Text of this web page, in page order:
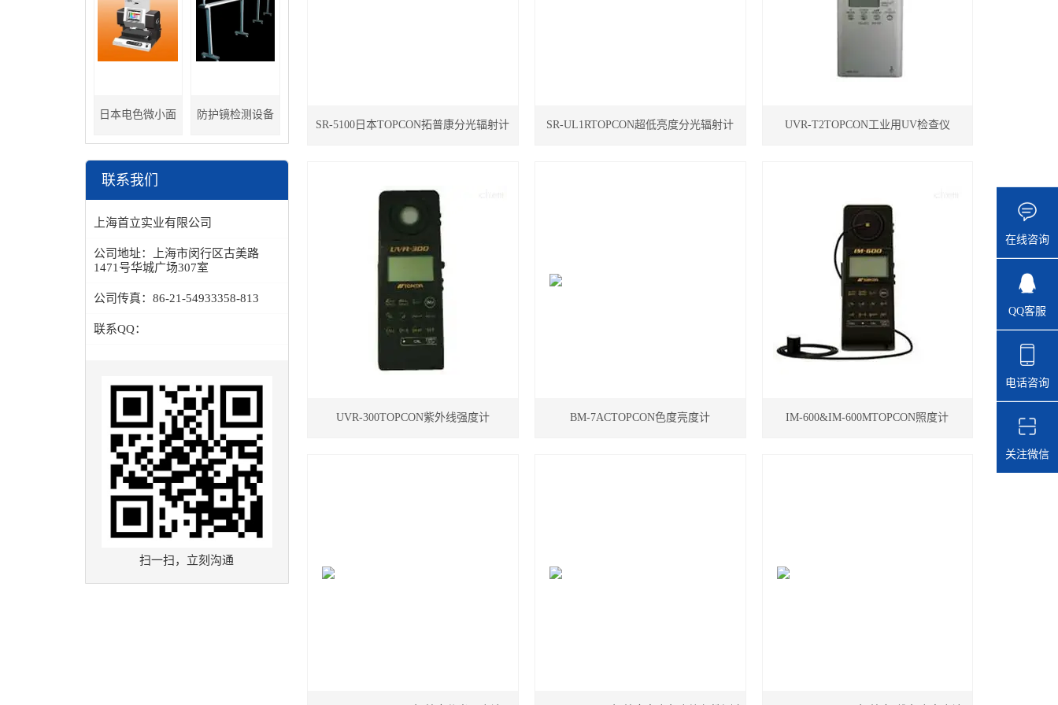
日本电色微小面 防护镜检测设备
联系我们
上海首立实业有限公司
公司地址：
上海市闵行区古美路
1471号华城广场307室
公司传真： 86-21-54933358-813
联系QQ：
扫一扫，立刻沟通
SR-5100日本TOPCON拓普康分光辐射计 SR-UL1RTOPCON超低亮度分光辐射计 UVR-T2TOPCON工业用UV检查仪
UVR-300TOPCON紫外线强度计 BM-7ACTOPCON色度亮度计 IM-600&IM-600MTOPCON照度计
在线咨询
QQ客服
电话咨询
关注微信